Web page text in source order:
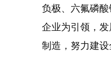
负极、六氟磷
企业为引领，
制造，努力建